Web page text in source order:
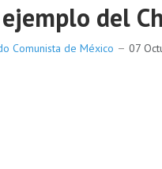
del
Comunista de México 07